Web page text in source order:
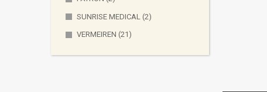
SUNRISE MEDICAL (2)
VERMEIREN (21)